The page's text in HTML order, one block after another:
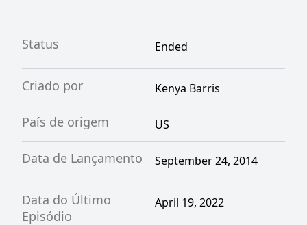
Status Ended
Criado por Kenya Barris
País de origem US
Data de Lançamento September 24, 2014
Data do Último
Episódio
April 19, 2022